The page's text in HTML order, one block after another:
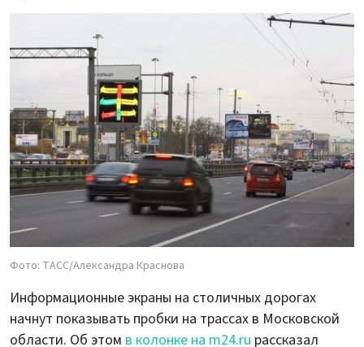
Фото: ТАСС/Александра Краснова
Информационные экраны на столичных дорогах
начнут показывать пробки на трассах в Московской
области. Об этом в колонке на m24.ru рассказал